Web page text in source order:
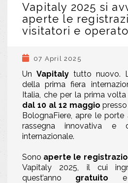
Vapitaly 2025 si
aperte le
visitatori e
07 April 2025
Un Vapitaly tutto nuovo.
della prima fiera
Italia, che per la prima
dal 10 al 12 maggio
BolognaFiere, apre le
rassegna innovativa e
internazionale.
Sono aperte le
Vapitaly 2025, il cui
quest’anno gratuito